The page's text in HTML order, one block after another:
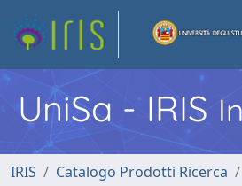
UniSa - IRIS
IRIS Catalogo Prodotti Ricerca